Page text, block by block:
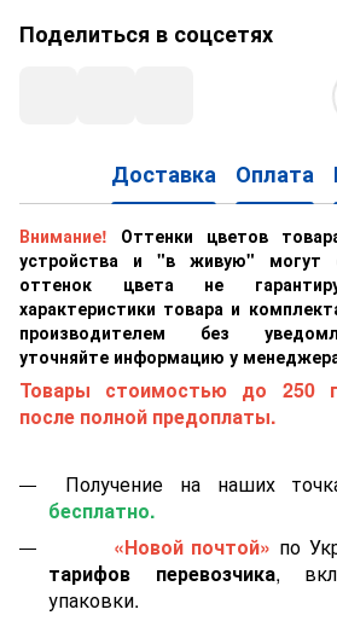
Поделиться в соцсетях
Доставка Оплата
Внимание!
Оттенки цветов
устройства и "в живую" могут
оттенок цвета не
характеристики товара и
производителем без
уточняйте информацию у
Товары стоимостью до 250
после полной предоплаты.
Получение на наших
бесплатно.
«Новой почтой» по
тарифов перевозчика,
упаковки.